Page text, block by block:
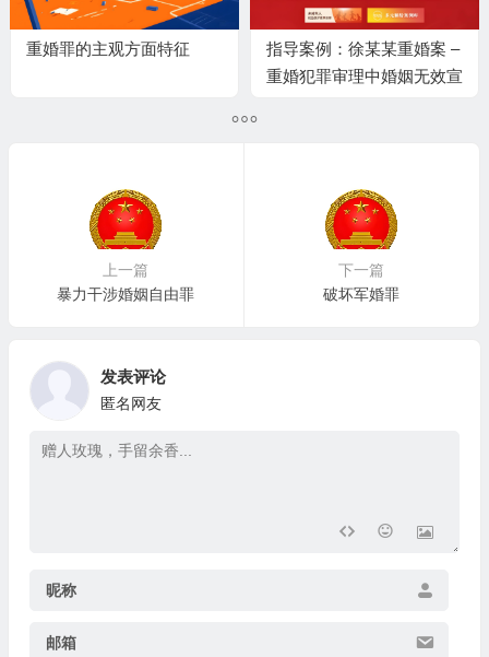
重婚罪的主观方面特征
指导案例：徐某某重婚案 –
重婚犯罪审理中婚姻无效宣
上一篇
暴力干涉婚姻自由罪
下一篇
破坏军婚罪
发表评论
匿名网友
昵称
邮箱